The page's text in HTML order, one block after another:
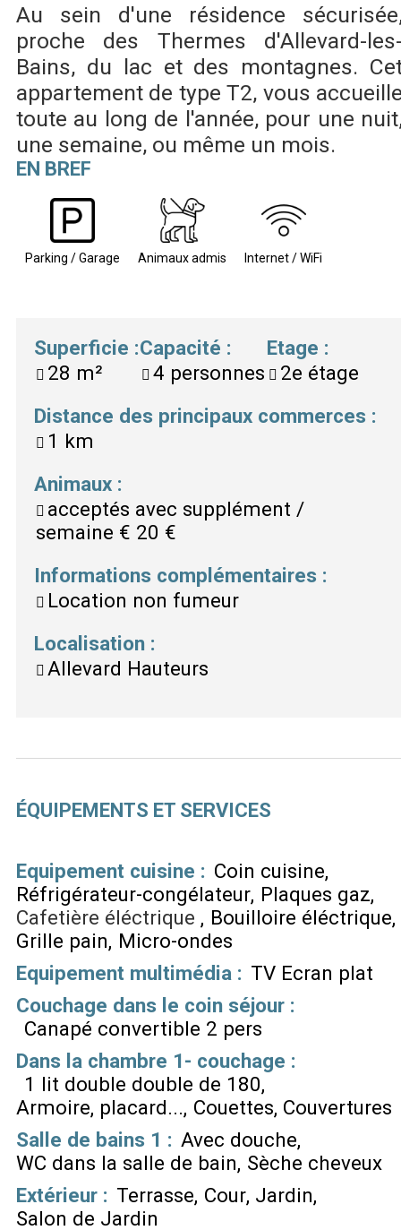
Au sein d'une résidence
proche des Thermes d'Allevard-
Bains, du lac et des montagnes.
appartement de type T2, vous
toute au long de l'année, pour une
une semaine, ou même un mois.
EN BREF
Parking / Garage Animaux admis Internet / WiFi
Superficie :
28 m²
Capacité :
4 personnes
Etage :
2e étage
Distance des principaux commerces :
1 km
Animaux :
acceptés avec supplément /
semaine € 20 €
Informations complémentaires :
Location non fumeur
Localisation :
Allevard Hauteurs
ÉQUIPEMENTS ET SERVICES
Equipement cuisine : Coin cuisine
Réfrigérateur-congélateur Plaques gaz
Cafetière éléctrique
Bouilloire éléctrique
Grille pain Micro-ondes
Equipement multimédia : TV Ecran plat
Couchage dans le coin séjour :
Canapé convertible 2 pers
Dans la chambre 1- couchage :
1 lit double double de 180
Armoire, placard... Couettes Couvertures
Salle de bains 1 : Avec douche
WC dans la salle de bain Sèche cheveux
Extérieur : Terrasse Cour Jardin
Salon de Jardin